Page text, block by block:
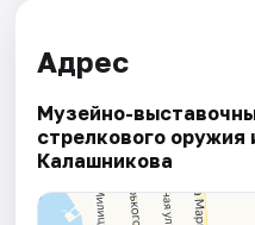
Адрес
Музейно-
стрелкового
Калашникова